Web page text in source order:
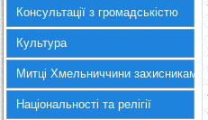
Консультації з громадськістю
Культура
Митці Хмельниччини захисникам
Національності та релігії